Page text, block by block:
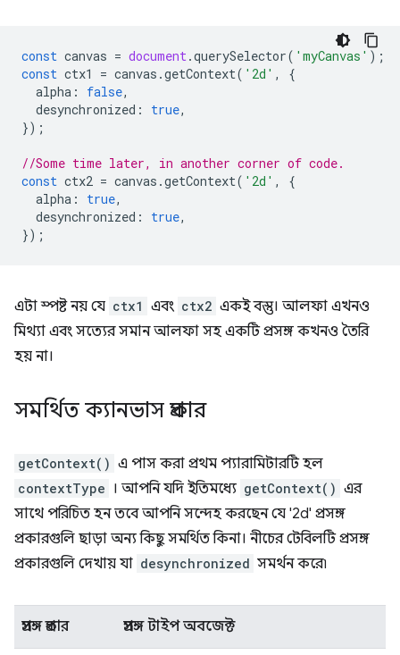
const canvas = document.querySelector( 'myCanvas' );
const ctx1 = canvas .getContext( '2d' ,
{
alpha : false,
desynchronized : true,
});
//Some time later, in another corner of code.
const ctx2 = canvas .getContext( '2d' ,
{
alpha : true,
desynchronized : true,
});
এটা স্পষ্ট নয় যে ctx1 এবং ctx2 একই বস্তু। আলফা এখনও
মিথ্যা এবং সত্যের সমান আলফা সহ একটি প্রসঙ্গ কখনও তৈরি
হয় না।
সমর্থিত ক্যানভাস প্রকার
getContext() এ পাস করা প্রথম প্যারামিটারটি হল
contextType । আপনি যদি ইতিমধ্যে getContext() এর
সাথে পরিচিত হন তবে আপনি সন্দেহ করছেন যে '2d' প্রসঙ্গ
প্রকারগুলি ছাড়া অন্য কিছু সমর্থিত কিনা। নীচের টেবিলটি প্রসঙ্গ
প্রকারগুলি দেখায় যা desynchronized সমর্থন করে৷
প্রসঙ্গ প্রকার প্রসঙ্গ টাইপ অবজেক্ট